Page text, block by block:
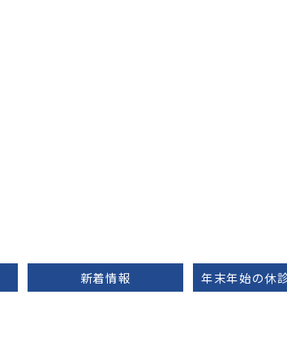
新着情報 年末年始の休